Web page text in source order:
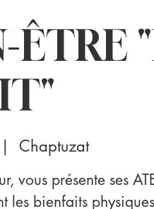
ÊTRE
Chaptuzat
vous présente ses
les bienfaits